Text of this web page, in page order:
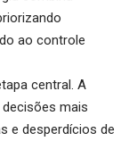
ao controle
central. A
mais
e desperdícios de